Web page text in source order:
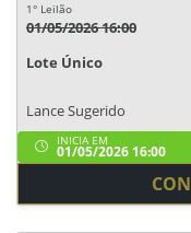
1° Leilão
01/05/2026 16:00
Lote Único
Lance Sugerido
INICIA EM
01/05/2026 16:00